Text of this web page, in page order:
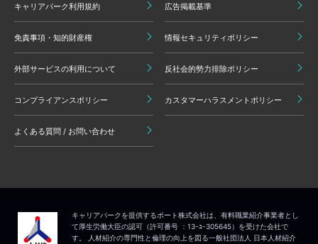
キャリアパーク利用規約 広告掲載基準
免責事項・知的財産権 情報セキュリティポリシー
外部サービスの利用について 反社会的勢力排除ポリシー
コンプライアンスポリシー カスタマーハラスメントポリシー
よくある質問 / お問い合わせ